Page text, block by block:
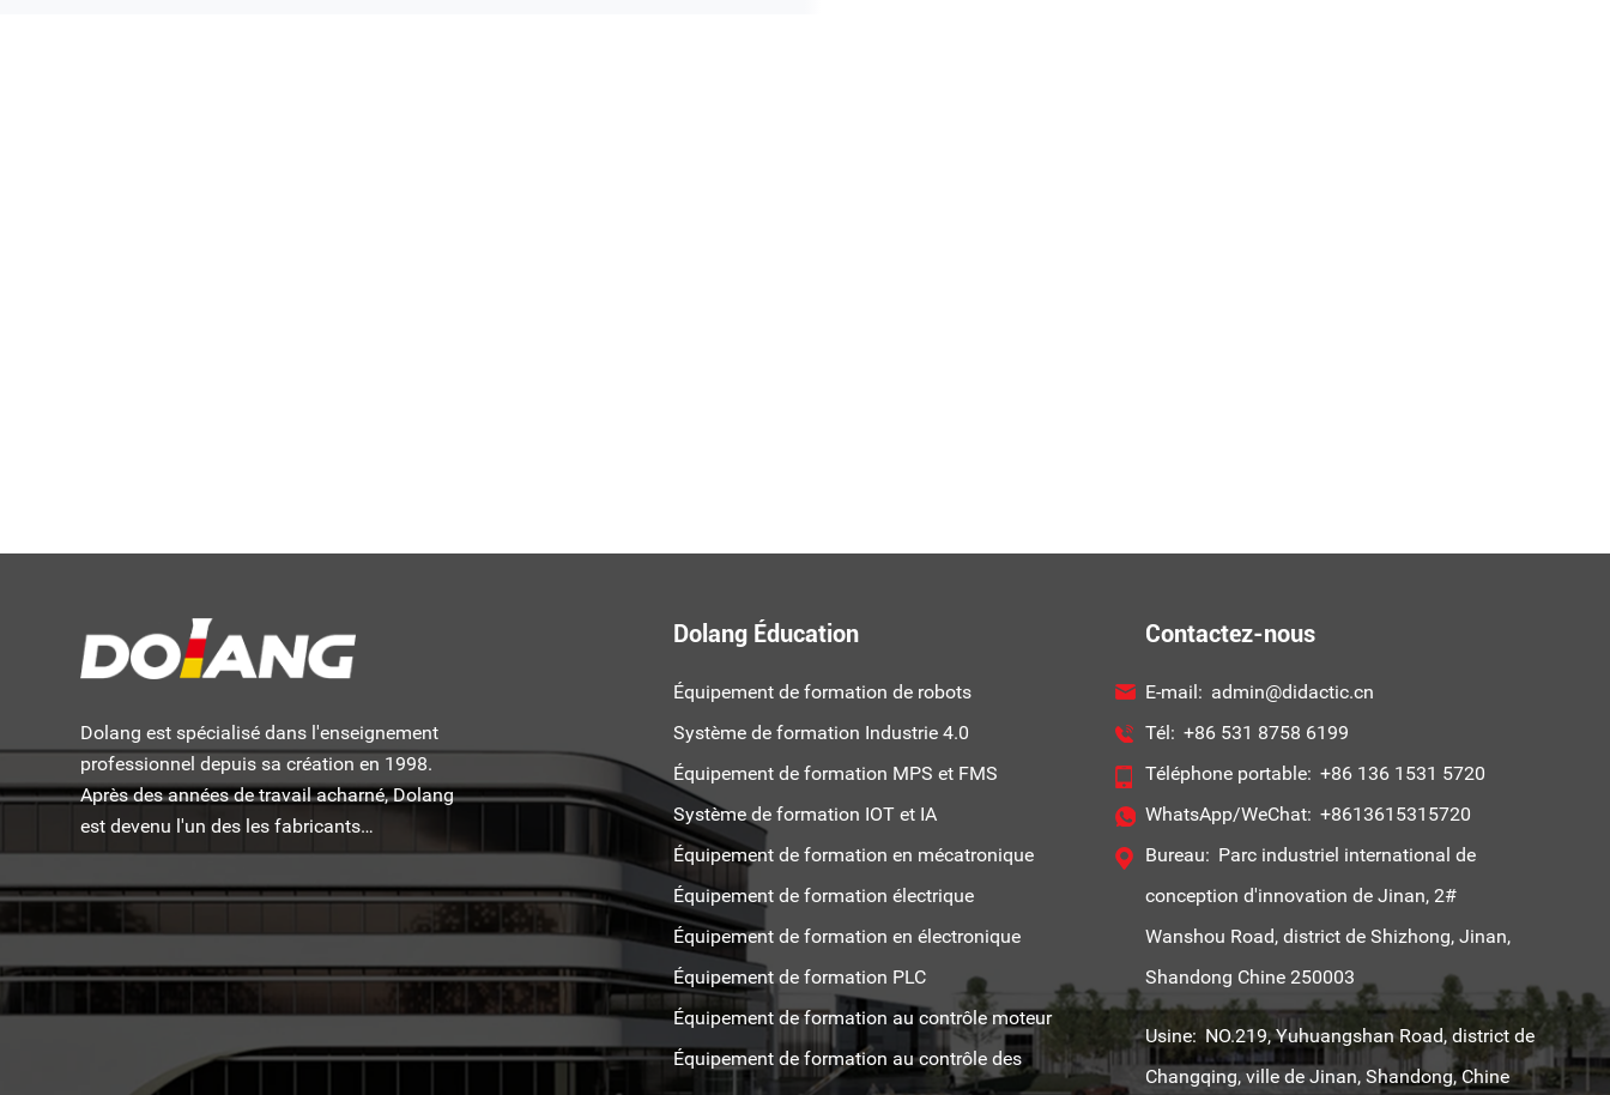
Dolang est spécialisé dans l'enseignement
professionnel depuis sa création en 1998.
Après des années de travail acharné, Dolang
est devenu l'un des les fabricants
d'équipements de formation pédagogique les
plus célèbres au monde.
Dolang Éducation
Équipement de formation de robots
Système de formation Industrie 4.0
Équipement de formation MPS et FMS
Système de formation IOT et IA
Équipement de formation en mécatronique
Équipement de formation électrique
Équipement de formation en électronique
Équipement de formation PLC
Équipement de formation au contrôle moteur
Équipement de formation au contrôle des
Contactez-nous
E-mail: admin@didactic.cn
Tél: +86 531 8758 6199
Téléphone portable: +86 136 1531 5720
WhatsApp/WeChat: +8613615315720
Bureau: Parc industriel international de
conception d'innovation de Jinan, 2#
Wanshou Road, district de Shizhong, Jinan,
Shandong Chine 250003
Usine: NO.219, Yuhuangshan Road, district de
Changqing, ville de Jinan, Shandong, Chine